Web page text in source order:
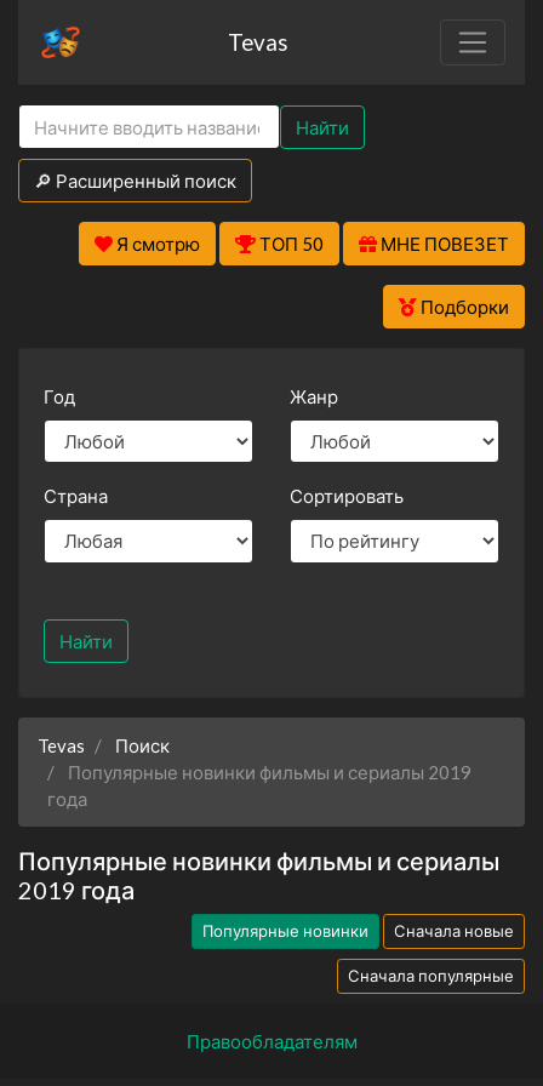
Tevas
Найти
🔎 Расширенный поиск
Я смотрю ТОП 50 МНЕ ПОВЕЗЕТ
Подборки
Год Жанр
Страна Сортировать
Найти
Tevas
Поиск
Популярные новинки фильмы и сериалы 2019
года
Популярные новинки фильмы и сериалы
2019 года
Популярные новинки Сначала новые
Сначала популярные
Правообладателям